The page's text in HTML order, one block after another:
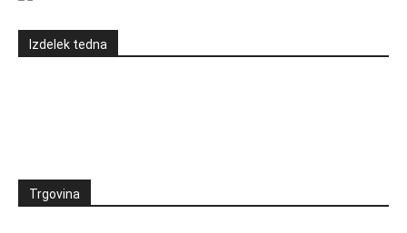
Izdelek tedna
Trgovina